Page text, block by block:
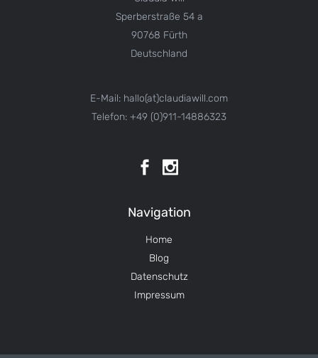
Sperberstraße 54 a
90768 Fürth
Deutschland
E-Mail: hallo(at)claudiawill.com
Telefon: +49 (0)911-14886323
Navigation
Home
Blog
Datenschutz
Impressum